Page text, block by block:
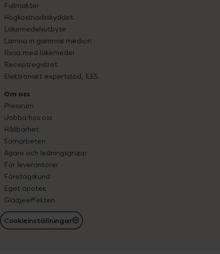
Fullmakter
Högkostnadsskyddet
Läkemedelsutbyte
Lämna in gammal medicin
Resa med läkemedel
Receptregistret
Elektroniskt expertstöd, EES
Om oss
Pressrum
Jobba hos oss
Hållbarhet
Samarbeten
Ägare och ledningsgrupp
För leverantörer
Företagskund
Eget apotek
Glädjeeffekten
Cookieinställningar